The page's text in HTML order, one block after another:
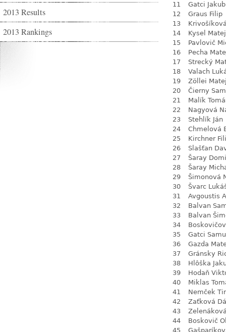
2013 Results
2013 Rankings
11
Gatci Jakub
12
Graus Filip
13
14
Kysel Matej
15
Pavlovič
16
Pecha
17
Strecký
18
Valach
19
Zöllei
20
Čierny
21
Malík
22
Nagyová
23
Stehlík Ján
24
Chmelová
25
Kirchner
26
Slašťan
27
Šaray
28
Šaray
29
Šimonová
30
Švarc
31
Avgoustis
32
Balvan
33
Balvan
34
35
Gatci
36
Gazda
37
Gránsky
38
Hlôška
39
Hodaň
40
Miklas
41
Nemček
42
Zaťková
43
44
Boskovič
45